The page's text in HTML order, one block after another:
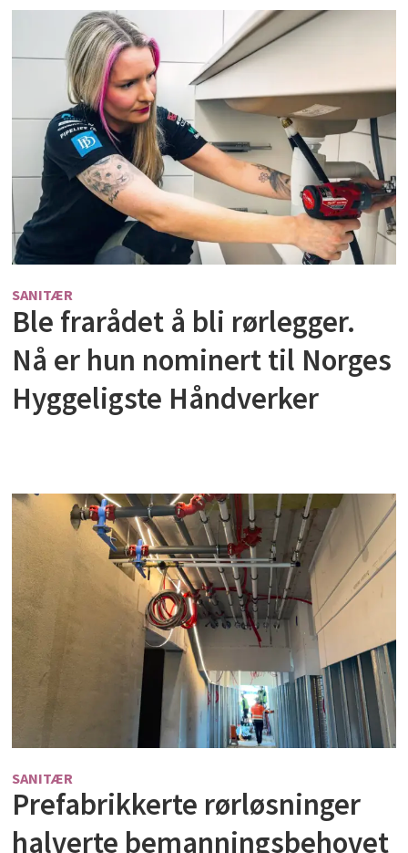
SANITÆR
Ble frarådet å bli rørlegger.
Nå er hun nominert til Norges
Hyggeligste Håndverker
SANITÆR
Prefabrikkerte rørløsninger
halverte bemanningsbehovet